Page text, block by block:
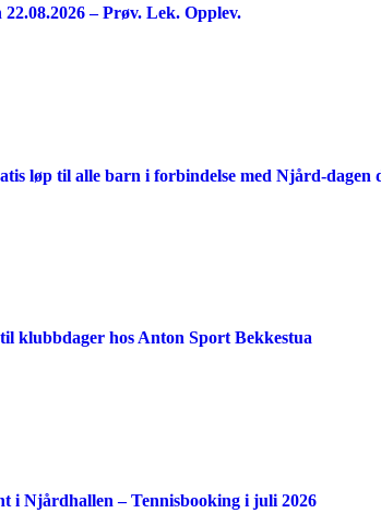
– Prøv. Lek. Opplev.
løp til alle barn i forbindelse med Njård-dagen
klubbdager hos Anton Sport Bekkestua
i Njårdhallen – Tennisbooking i juli 2026